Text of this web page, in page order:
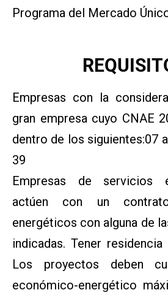
Programa del Mercado
Empresas con la
gran empresa cuyo CNAE
dentro de los siguientes:07
39
Empresas de servicios
actúen con un
energéticos con alguna de
indicadas. Tener
Los proyectos deben
económico-energético